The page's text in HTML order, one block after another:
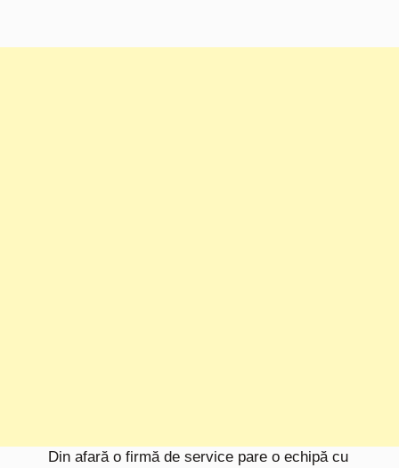
Din afară o firmă de service pare o echipă cu